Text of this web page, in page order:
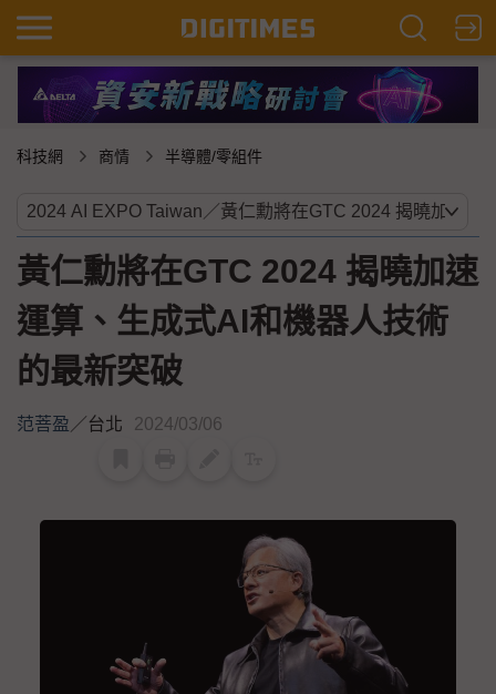
科技網 商情 半導體/零組件
黃仁勳將在GTC 2024 揭曉加速
運算、生成式AI和機器人技術
的最新突破
范菩盈／台北 2024/03/06